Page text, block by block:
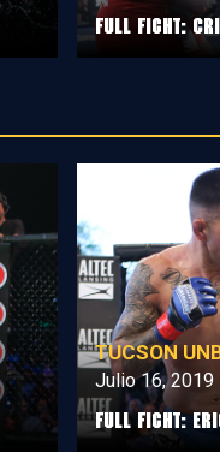
Full Fight:
TUCSON
Julio 16, 2019
Full Fight: